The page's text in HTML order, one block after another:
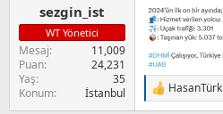
sezgin_ist
WT Yönetici
Mesaj
11,009
Puan
24,231
Yaş
35
Konum
İstanbul
T
e
HasanTürk